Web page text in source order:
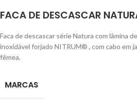
FACA DE DESCASCAR
Faca de descascar série Natura com lâmina
inoxidável forjado NITRUM® , com cabo em
fêmea.
MARCAS